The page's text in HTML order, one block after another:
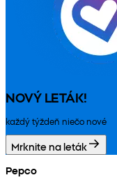
NOVÝ LETÁK!
každý týždeň niečo nové
Mrknite na leták
Pepco